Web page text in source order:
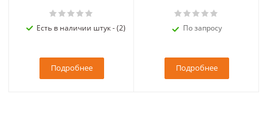
Есть в наличии штук - (2)
Подробнее
По запросу
Подробнее